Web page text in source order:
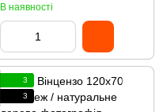
В наявності
3
3